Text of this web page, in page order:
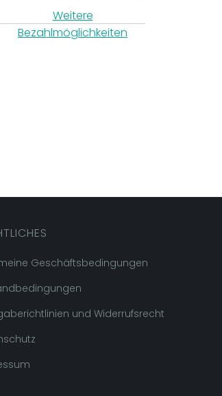
Weitere
Bezahlmöglichkeiten
Geschäftsbedingungen
und Widerrufsrecht